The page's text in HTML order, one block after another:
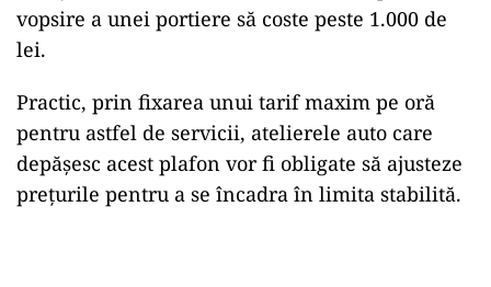
vopsire a unei portiere să coste peste 1.000 de
lei.
Practic, prin fixarea unui tarif maxim pe oră
pentru astfel de servicii, atelierele auto care
depășesc acest plafon vor fi obligate să ajusteze
prețurile pentru a se încadra în limita stabilită.